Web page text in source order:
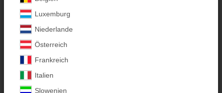
Luxemburg
Niederlande
Österreich
Frankreich
Italien
Slowenien